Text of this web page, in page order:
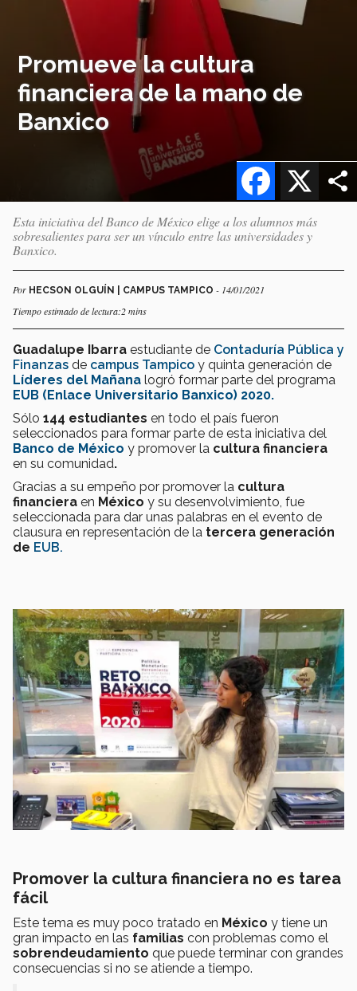
Promueve la cultura
financiera de la mano de
Banxico
X
Facebook
Esta iniciativa del Banco de México elige a los alumnos más
sobresalientes para ser un vínculo entre las universidades y
Banxico.
Por HECSON OLGUÍN | CAMPUS TAMPICO - 14/01/2021
Tiempo estimado de lectura:2 mins
Guadalupe Ibarra estudiante de Contaduría Pública y
Finanzas de campus Tampico y quinta generación de
Líderes del Mañana logró formar parte del programa
EUB (Enlace Universitario Banxico) 2020.
Sólo 144 estudiantes en todo el país fueron
seleccionados para formar parte de esta iniciativa del
Banco de México y promover la cultura financiera
en su comunidad.
Gracias a su empeño por promover la cultura
financiera en México y su desenvolvimiento, fue
seleccionada para dar unas palabras en el evento de
clausura en representación de la tercera generación
de EUB.
Promover la cultura financiera no es tarea
fácil
Este tema es muy poco tratado en México y tiene un
gran impacto en las familias con problemas como el
sobrendeudamiento que puede terminar con grandes
consecuencias si no se atiende a tiempo.